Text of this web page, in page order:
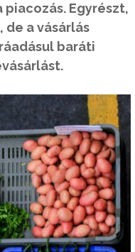
Egyrészt,
a vásárlás
baráti